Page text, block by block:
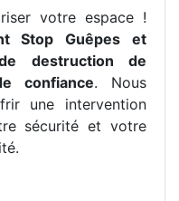
votre espace !
Stop Guêpes et
destruction de
confiance. Nous
une intervention
sécurité et votre